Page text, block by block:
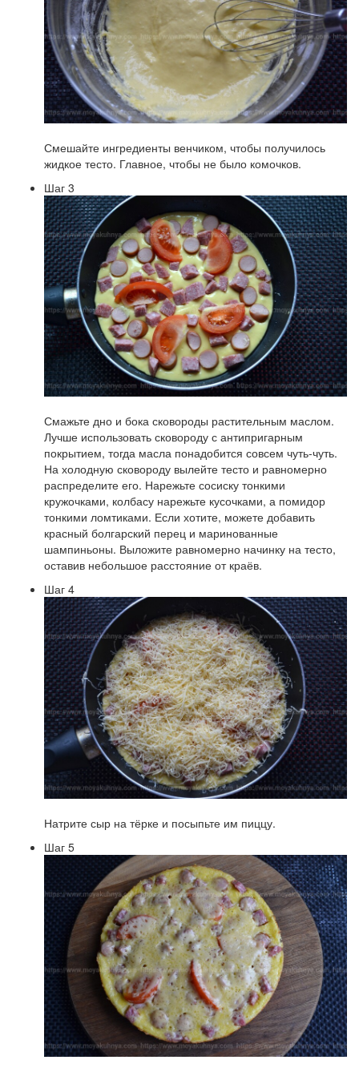
Смешайте ингредиенты венчиком, чтобы получилось
жидкое тесто. Главное, чтобы не было комочков.
Шаг 3
Смажьте дно и бока сковороды растительным маслом.
Лучше использовать сковороду с антипригарным
покрытием, тогда масла понадобится совсем чуть-чуть.
На холодную сковороду вылейте тесто и равномерно
распределите его. Нарежьте сосиску тонкими
кружочками, колбасу нарежьте кусочками, а помидор
тонкими ломтиками. Если хотите, можете добавить
красный болгарский перец и маринованные
шампиньоны. Выложите равномерно начинку на тесто,
оставив небольшое расстояние от краёв.
Шаг 4
Натрите сыр на тёрке и посыпьте им пиццу.
Шаг 5